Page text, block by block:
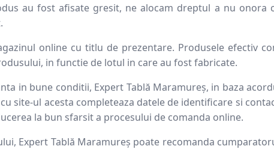
au fost afisate gresit, ne alocam dreptul a nu onora
online cu titlu de prezentare. Produsele efectiv
in functie de lotul in care au fost fabricate.
in bune conditii, Expert Tablă Maramureș, in baza
site-ul acesta completeaza datele de identificare si
la bun sfarsit a procesului de comanda online.
Expert Tablă Maramureș poate recomanda